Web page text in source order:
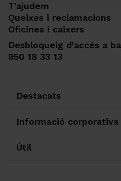
T'ajudem
Queixes i reclamacions
Oficines i caixers
Desbloqueig d'accés a
950 18 33 13
Destacats
Informació corporativa
Útil